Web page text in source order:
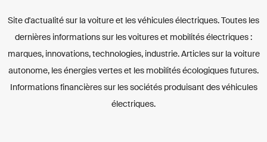
Site d'actualité sur la voiture et les véhicules électriques. Toutes les
dernières informations sur les voitures et mobilités électriques :
marques, innovations, technologies, industrie. Articles sur la voiture
autonome, les énergies vertes et les mobilités écologiques futures.
Informations financières sur les sociétés produisant des véhicules
électriques.